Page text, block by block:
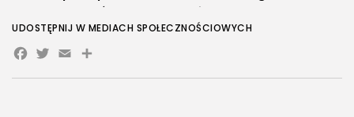
przemyśle petrochemicznym
Zastosowanie H₂SO₄ w produkcji
detergentów, barwników i leków
UDOSTĘPNIJ W MEDIACH SPOŁECZNOŚCIOWYCH
Facebook
Twitter
Email